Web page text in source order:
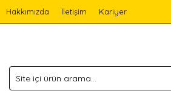
Hakkımızda İletişim Kariyer